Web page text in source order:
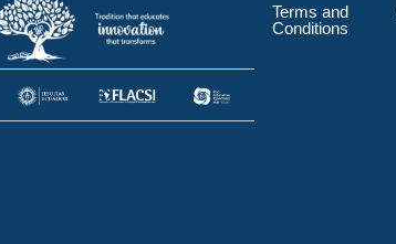
Terms and
Conditions